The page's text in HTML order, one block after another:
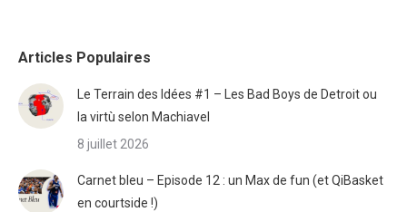
Articles Populaires
Le Terrain des Idées #1 – Les Bad Boys de Detroit ou
la virtù selon Machiavel
8 juillet 2026
Carnet bleu – Episode 12 : un Max de fun (et QiBasket
en courtside !)